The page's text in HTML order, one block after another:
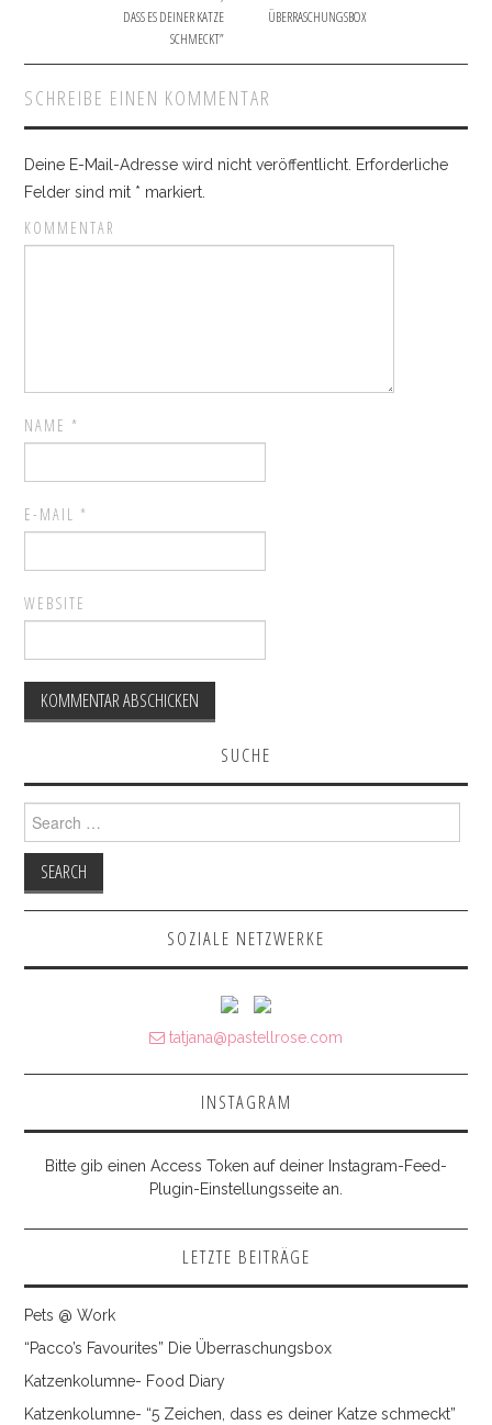
DASS ES DEINER KATZE
SCHMECKT”
ÜBERRASCHUNGSBOX
SCHREIBE EINEN KOMMENTAR
Deine E-Mail-Adresse wird nicht veröffentlicht. Erforderliche
Felder sind mit * markiert.
KOMMENTAR
NAME *
E-MAIL *
WEBSITE
SUCHE
Search for:
SOZIALE NETZWERKE
tatjana@pastellrose.com
INSTAGRAM
Bitte gib einen Access Token auf deiner Instagram-Feed-
Plugin-Einstellungsseite an.
LETZTE BEITRÄGE
Pets @ Work
“Pacco’s Favourites” Die Überraschungsbox
Katzenkolumne- Food Diary
Katzenkolumne- “5 Zeichen, dass es deiner Katze schmeckt”